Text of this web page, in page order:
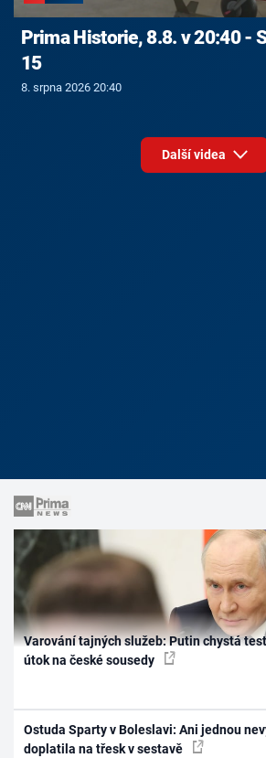
Prima Historie, 8.8. v 20:40 -
15
8. srpna 2026 20:40
Další videa
Varování tajných služeb: Putin chystá
útok na české sousedy
Ostuda Sparty v Boleslavi: Ani jednou
doplatila na třesk v sestavě